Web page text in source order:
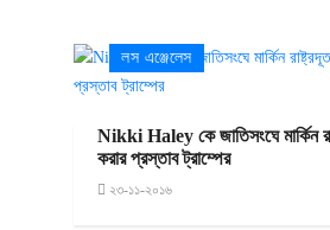
লস এঞ্জেলেস
Nikki Haley কে জাতিসংঘে মার্কিন
করার প্রস্তাব ট্রাম্পের
২৩-১১-২০১৬